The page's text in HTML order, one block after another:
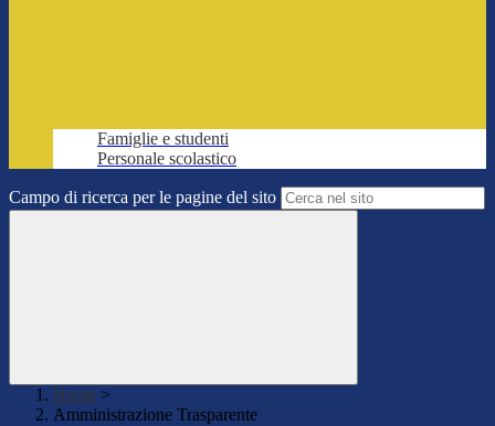
Famiglie e studenti
Personale scolastico
Campo di ricerca per le pagine del sito
Home >
Amministrazione Trasparente